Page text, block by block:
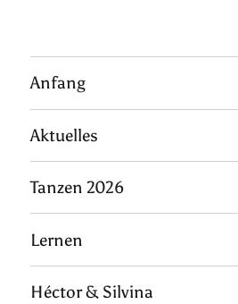
Anfang
Aktuelles
Tanzen 2026
Lernen
Héctor & Silvina